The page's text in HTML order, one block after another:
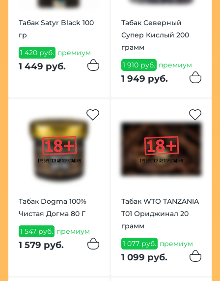
Табак Satyr Black 100
гр
1 420 руб. премиум
1 449 руб.
Табак Северный
Супер Кислый 200
грамм
1 910 руб. премиум
1 949 руб.
Табак Dogma 100%
Чистая Догма 80 Г
1 547 руб. премиум
1 579 руб.
Табак WTO TANZANIA
T01 Ориджинал 20
грамм
1 077 руб. премиум
1 099 руб.